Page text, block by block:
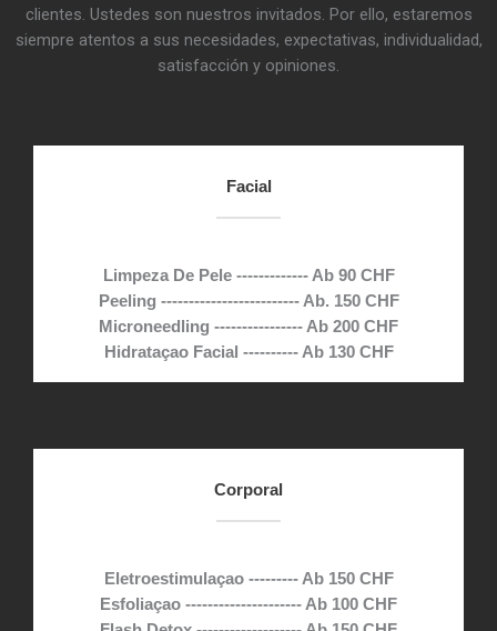
clientes. Ustedes son nuestros invitados. Por ello, estaremos
siempre atentos a sus necesidades, expectativas, individualidad,
satisfacción y opiniones.
Facial
Limpeza De Pele ------------- Ab 90 CHF
Peeling ------------------------- Ab. 150 CHF
Microneedling ---------------- Ab 200 CHF
Hidrataçao Facial ---------- Ab 130 CHF
Corporal
Eletroestimulaçao --------- Ab 150 CHF
Esfoliaçao --------------------- Ab 100 CHF